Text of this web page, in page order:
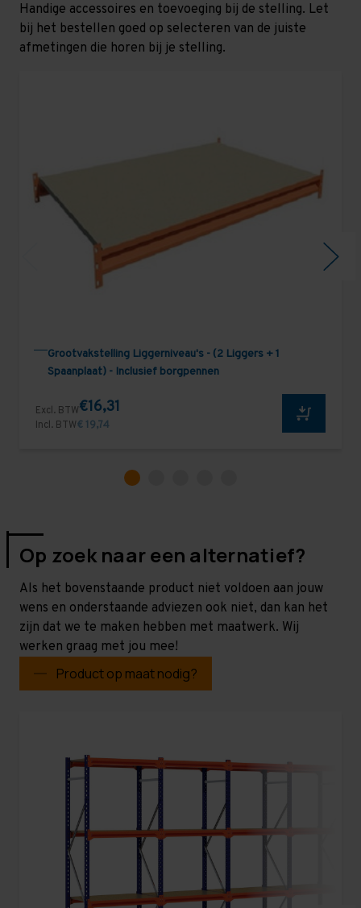
Handige accessoires en toevoeging bij de stelling. Let
bij het bestellen goed op selecteren van de juiste
afmetingen die horen bij je stelling.
Grootvakstelling Liggerniveau's - (2 Liggers + 1
Spaanplaat) - Inclusief borgpennen
Excl. BTW€16,31
Incl. BTW€ 19,74
Op zoek naar een alternatief?
Als het bovenstaande product niet voldoen aan jouw
wens en onderstaande adviezen ook niet, dan kan het
zijn dat we te maken hebben met maatwerk. Wij
werken graag met jou mee!
Product op maat nodig?